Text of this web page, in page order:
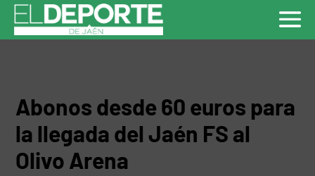
Abonos desde 60 euros para
la llegada del Jaén FS al
Olivo Arena